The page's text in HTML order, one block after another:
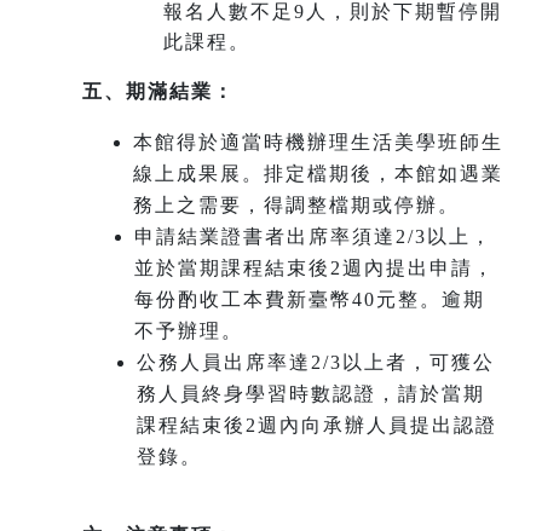
報名人數不足9人，則於下期暫停開
此課程。
五、期滿結業：
本館得於適當時機辦理生活美學班師生
線上成果展。排定檔期後，本館如遇業
務上之需要，得調整檔期或停辦。
申請結業證書者出席率須達2/3以上，
並於當期課程結束後2週內提出申請，
每份酌收工本費新臺幣40元整。逾期
不予辦理。
公務人員出席率達2/3以上者，可獲公
務人員終身學習時數認證，請於當期
課程結束後2週內向承辦人員提出認證
登錄。